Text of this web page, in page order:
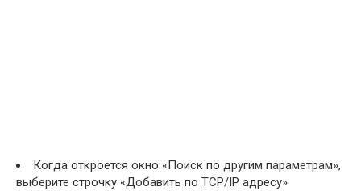
Когда откроется окно «Поиск по другим параметрам»,
выберите строчку «Добавить по TCP/IP адресу»